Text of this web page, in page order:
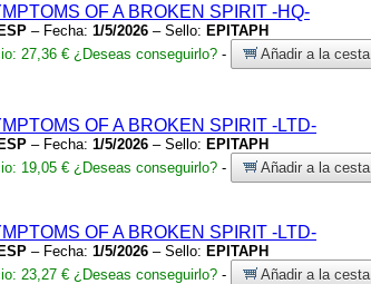
OF A BROKEN SPIRIT -HQ-
ESP – Fecha: 1/5/2026 – Sello: EPITAPH
27,36 € ¿Deseas conseguirlo? - Añadir a la cesta
OF A BROKEN SPIRIT -LTD-
ESP – Fecha: 1/5/2026 – Sello: EPITAPH
19,05 € ¿Deseas conseguirlo? - Añadir a la cesta
OF A BROKEN SPIRIT -LTD-
ESP – Fecha: 1/5/2026 – Sello: EPITAPH
23,27 € ¿Deseas conseguirlo? - Añadir a la cesta